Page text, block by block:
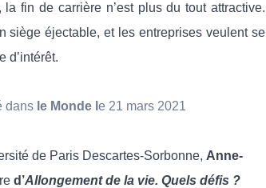
fin de carrière n’est plus du tout attractive.
siège éjectable, et les entreprises veulent se
d’intérêt.
dans le Monde l e 21 mars 2021
de Paris Descartes-Sorbonne, Anne-
d’Allongement de la vie. Quels défis ?